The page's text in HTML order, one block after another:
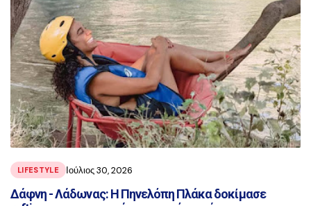
LIFESTYLE Ιούλιος 30, 2026
Δάφνη - Λάδωνας: Η Πηνελόπη Πλάκα δοκίμασε